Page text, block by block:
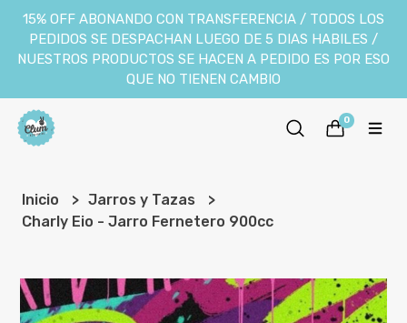
15% OFF ABONANDO CON TRANSFERENCIA / TODOS LOS
PEDIDOS SE DESPACHAN LUEGO DE 5 DIAS HABILES /
NUESTROS PRODUCTOS SE HACEN A PEDIDO ES POR ESO
QUE NO TIENEN CAMBIO
0
Inicio
Jarros y Tazas
Charly Eio - Jarro Fernetero 900cc